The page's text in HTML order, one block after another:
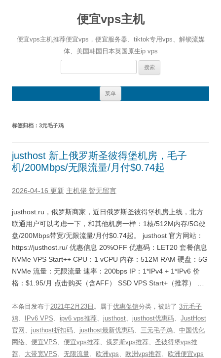
便宜vps主机
便宜vps主机推荐便宜vps，便宜服务器、tiktok专用vps、解锁流媒
体、美国韩国日本英国原生ip vps
搜
菜单
标签归档： 3元毛子鸡
justhost 新上俄罗斯圣彼得堡机房，毛子
机/200Mbps/无限流量/月付$0.74起
2026-04-16 更新 主机佬 暂无留言
justhost.ru，俄罗斯商家，近日俄罗斯圣彼得堡机房上线，北方
联通用户可以考虑一下，和其他机房一样：1核/512M内存/5G硬
盘/200Mbps带宽/无限流量/月付$0.74起。 justhost 官方网站：
https://justhost.ru/ 优惠信息 20%OFF 优惠码：LET20 套餐信息
NVMe VPS Start++ CPU：1 vCPU 内存：512M RAM 硬盘：5G
NVMe 流量：无限流量 速率：200bps IP：1*IPv4 + 1*IPv6 价
格：$1.95/月 点击购买（含AFF） SSD VPS Start+（推荐） …
本条目发布于2021年2月23日 。属于优惠促销分类，被贴了 3元毛子
鸡、 IPv6 VPS、 ipv6 vps推荐、 justhost、 justhost优惠码、 JustHost
官网 、 justhost折扣码、 justhost最新优惠码、 三元毛子鸡、 中国优化
网络、 便宜VPS、 便宜vps推荐、 俄罗斯vps推荐、 圣彼得堡vps推
荐、 大带宽VPS、 无限流量、 欧洲vps、 欧洲vps推荐、 欧洲便宜vps